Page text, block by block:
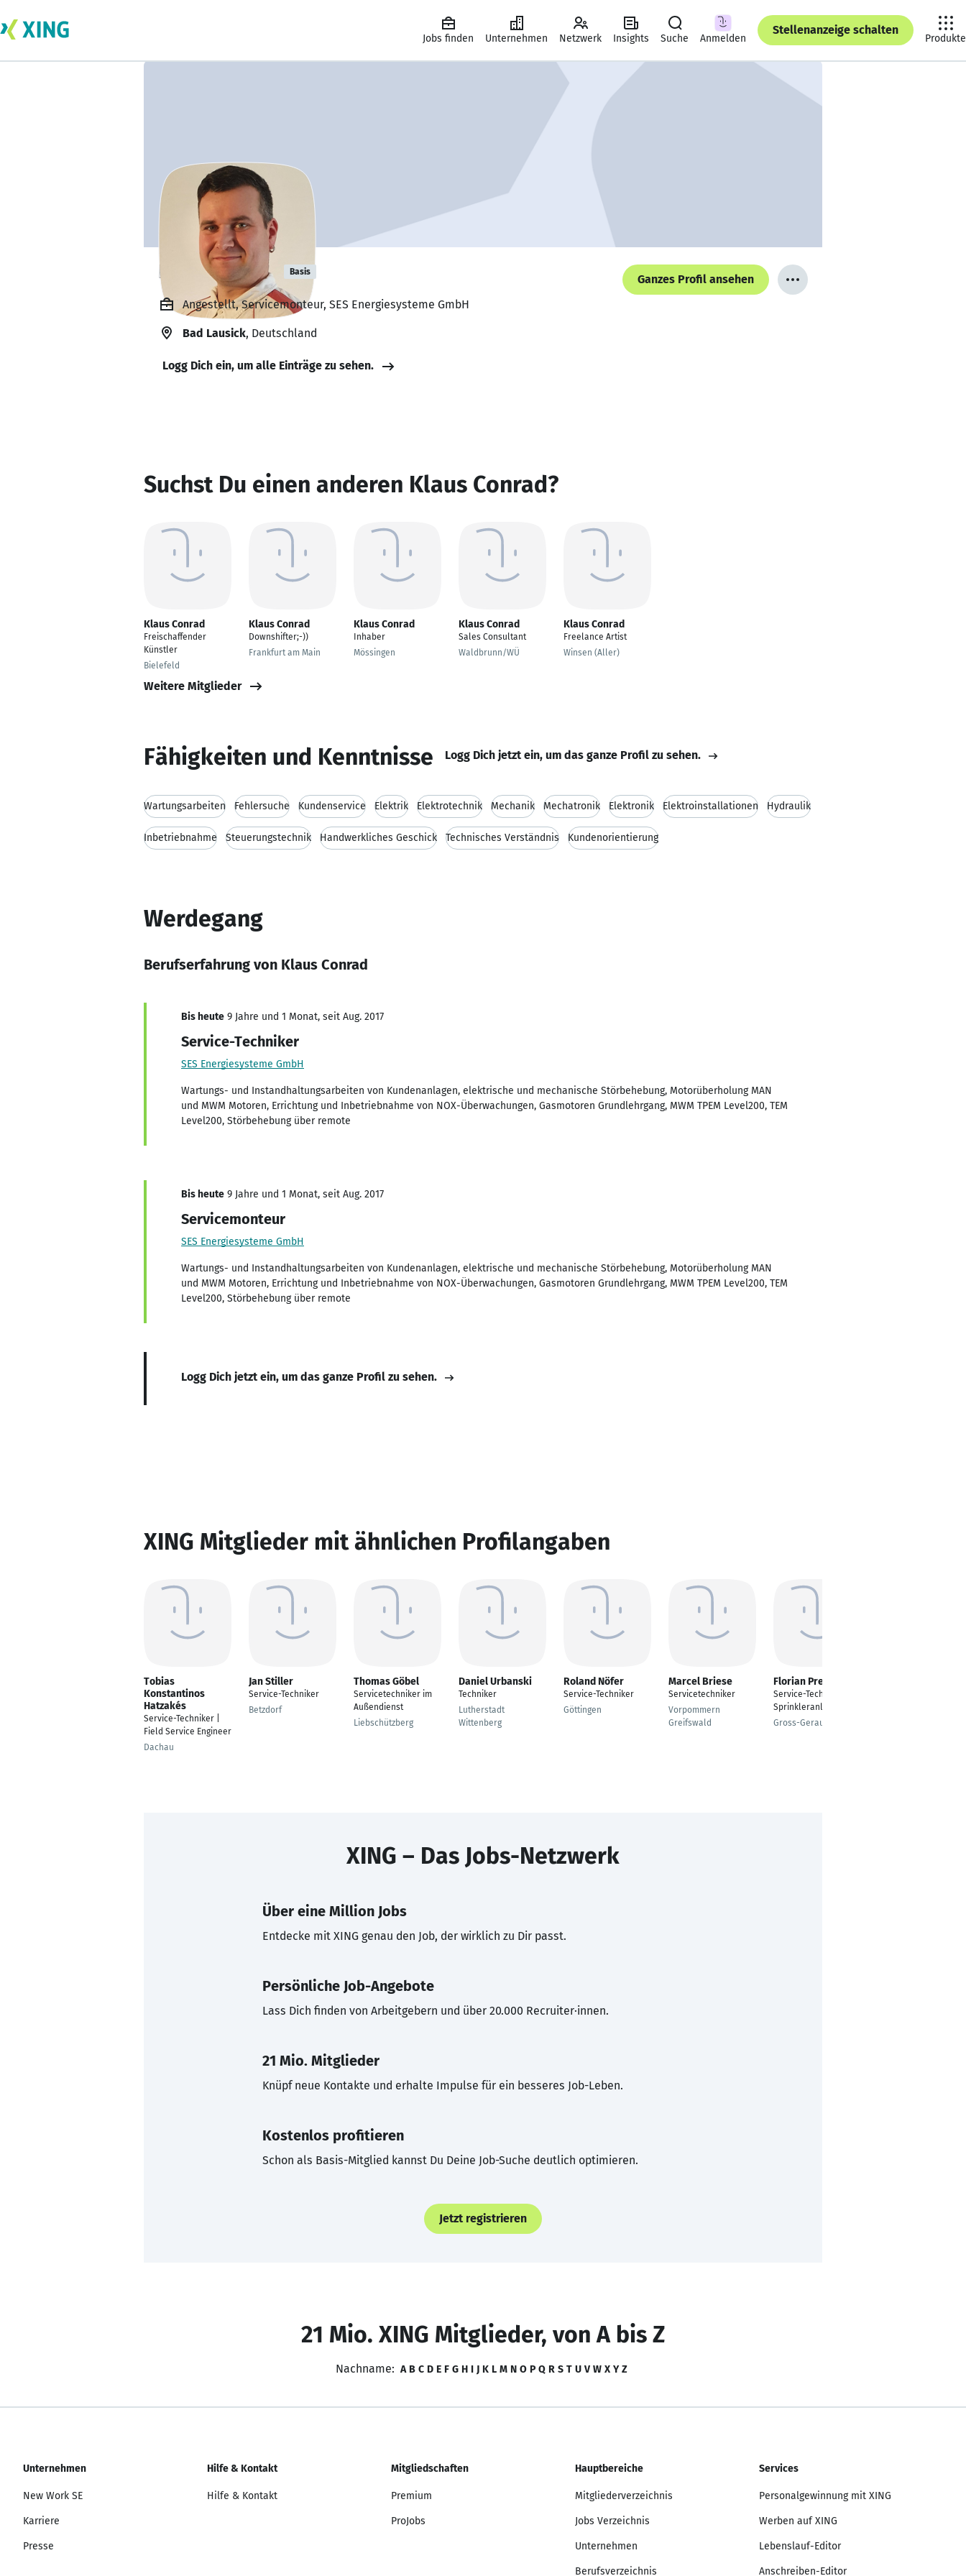
Jobs finden Unternehmen Netzwerk Insights Suche Anmelden
Stellenanzeige schalten
Produkte
Klaus Conrad Basis
Ganzes Profil ansehen
Angestellt, Servicemonteur, SES Energiesysteme GmbH
Bad Lausick, Deutschland
Logg Dich ein, um alle Einträge zu sehen.
Suchst Du einen anderen Klaus Conrad?
Klaus Conrad
Freischaffender
Künstler
Bielefeld
Klaus Conrad
Downshifter;-))
Frankfurt am Main
Klaus Conrad
Inhaber
Mössingen
Klaus Conrad
Sales Consultant
Waldbrunn/WÜ
Klaus Conrad
Freelance Artist
Winsen (Aller)
Weitere Mitglieder
Fähigkeiten und Kenntnisse Logg Dich jetzt ein, um das ganze Profil zu sehen.
Wartungsarbeiten Fehlersuche Kundenservice Elektrik Elektrotechnik Mechanik Mechatronik Elektronik Elektroinstallationen Hydraulik
Inbetriebnahme Steuerungstechnik Handwerkliches Geschick Technisches Verständnis Kundenorientierung
Werdegang
Berufserfahrung von Klaus Conrad
Bis heute 9 Jahre und 1 Monat, seit Aug. 2017
Service-Techniker
SES Energiesysteme GmbH
Wartungs- und Instandhaltungsarbeiten von Kundenanlagen, elektrische und mechanische Störbehebung, Motorüberholung MAN
und MWM Motoren, Errichtung und Inbetriebnahme von NOX-Überwachungen, Gasmotoren Grundlehrgang, MWM TPEM Level200, TEM
Level200, Störbehebung über remote
Bis heute 9 Jahre und 1 Monat, seit Aug. 2017
Servicemonteur
SES Energiesysteme GmbH
Wartungs- und Instandhaltungsarbeiten von Kundenanlagen, elektrische und mechanische Störbehebung, Motorüberholung MAN
und MWM Motoren, Errichtung und Inbetriebnahme von NOX-Überwachungen, Gasmotoren Grundlehrgang, MWM TPEM Level200, TEM
Level200, Störbehebung über remote
Logg Dich jetzt ein, um das ganze Profil zu sehen.
XING Mitglieder mit ähnlichen Profilangaben
Tobias
Konstantinos
Hatzakés
Service-Techniker |
Field Service Engineer
Dachau
Jan Stiller
Service-Techniker
Betzdorf
Thomas Göbel
Servicetechniker im
Außendienst
Liebschützberg
Daniel Urbanski
Techniker
Lutherstadt
Wittenberg
Roland Nöfer
Service-Techniker
Göttingen
Marcel Briese
Servicetechniker
Vorpommern
Greifswald
Florian Preibisch
Service-Techniker für
Sprinkleranlagen
Gross-Gerau
XING – Das Jobs-Netzwerk
Über eine Million Jobs
Entdecke mit XING genau den Job, der wirklich zu Dir passt.
Persönliche Job-Angebote
Lass Dich finden von Arbeitgebern und über 20.000 Recruiter·innen.
21 Mio. Mitglieder
Knüpf neue Kontakte und erhalte Impulse für ein besseres Job-Leben.
Kostenlos profitieren
Schon als Basis-Mitglied kannst Du Deine Job-Suche deutlich optimieren.
Jetzt registrieren
21 Mio. XING Mitglieder, von A bis Z
Nachname: A B C D E F G H I J K L M N O P Q R S T U V W X Y Z
Unternehmen
New Work SE
Karriere
Presse
Hilfe & Kontakt
Hilfe & Kontakt
Mitgliedschaften
Premium
ProJobs
Hauptbereiche
Mitgliederverzeichnis
Jobs Verzeichnis
Unternehmen
Berufsverzeichnis
Services
Personalgewinnung mit XING
Werben auf XING
Lebenslauf-Editor
Anschreiben-Editor